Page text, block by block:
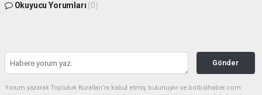
Okuyucu Yorumları (0)
Gönder
Yorum yazarak Topluluk Kuralları’nı kabul etmiş bulunuyor ve bolbolhaber.com